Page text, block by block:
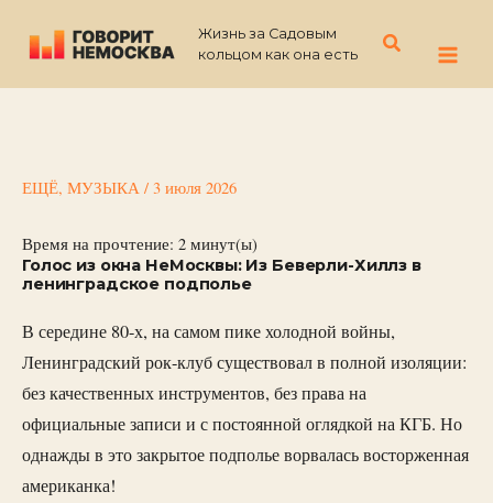
содержимому
Жизнь за Садовым
кольцом как она есть
Поиск
ЕЩЁ, МУЗЫКА / 3 июля 2026
Время на прочтение: 2 минут(ы)
Голос из окна НеМосквы: Из Беверли-Хиллз в
ленинградское подполье
В середине 80-х, на самом пике холодной войны,
Ленинградский рок-клуб существовал в полной изоляции:
без качественных инструментов, без права на
официальные записи и с постоянной оглядкой на КГБ. Но
однажды в это закрытое подполье ворвалась восторженная
американка!